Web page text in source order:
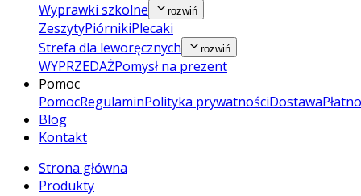
Wyprawki szkolne
rozwiń
ZeszytyPiórnikiPlecaki
Strefa dla leworęcznych
rozwiń
WYPRZEDAŻPomysł na prezent
Pomoc
PomocRegulaminPolityka prywatnościDostawa
Blog
Kontakt
Strona główna
Produkty